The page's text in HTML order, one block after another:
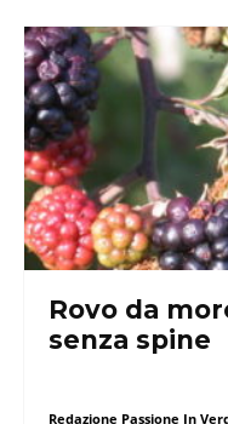
Rovo da
senza spine
Redazione Passione In